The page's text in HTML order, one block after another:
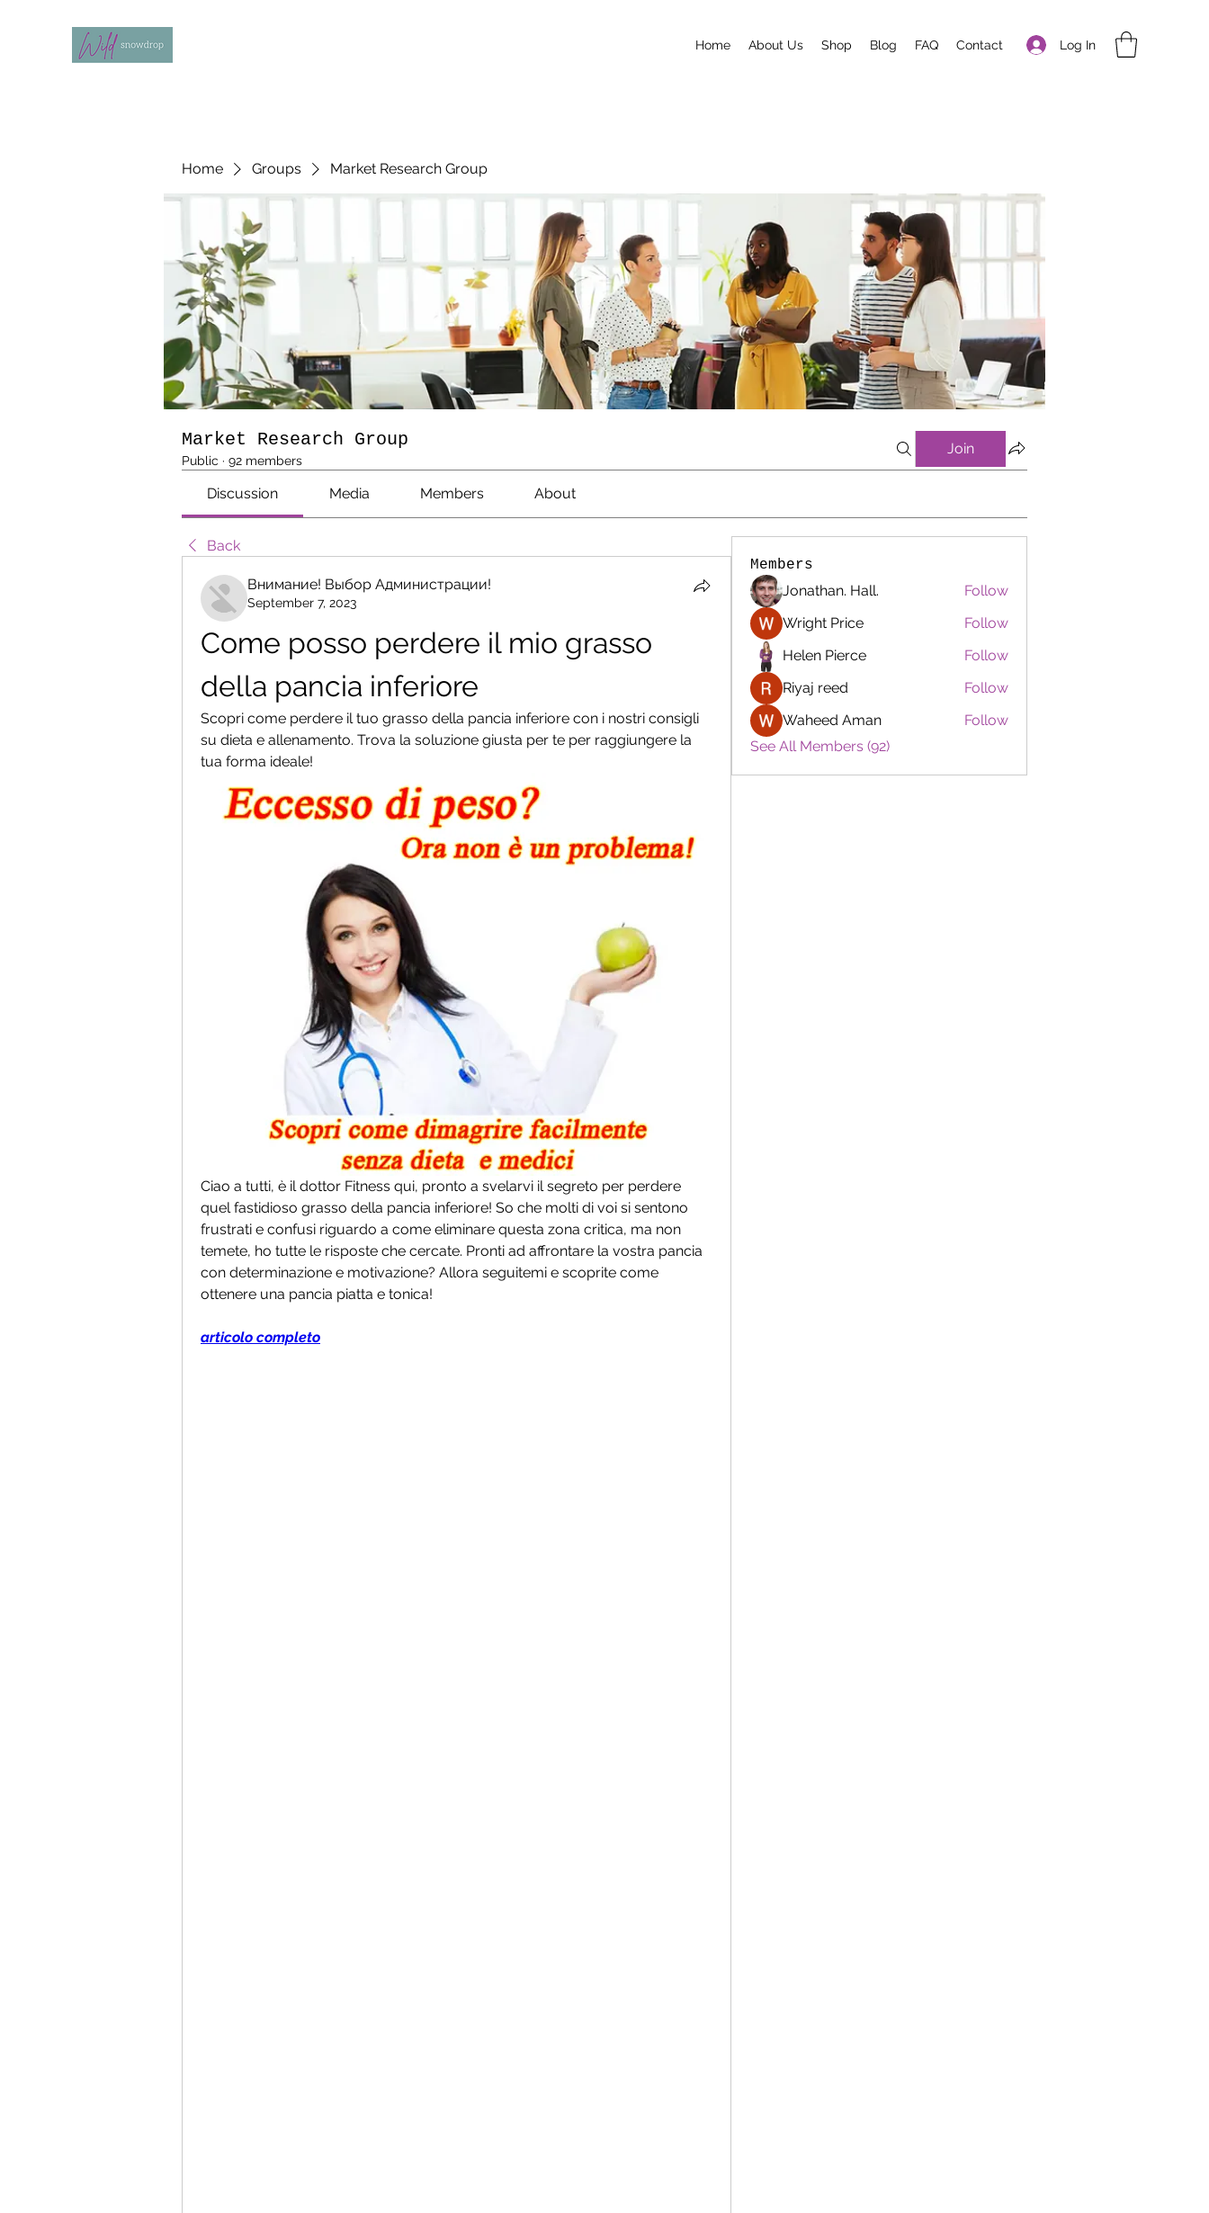
Log In
Home About Us Shop Blog FAQ Contact
Home Groups Market Research Group
Market Research Group
Public · 92 members
Join
Discussion Media Members About
Back
Внимание! Выбор Администрации!
September 7, 2023
Come posso perdere il mio grasso
della pancia inferiore
Scopri come perdere il tuo grasso della pancia inferiore con i nostri consigli
su dieta e allenamento. Trova la soluzione giusta per te per raggiungere la
tua forma ideale!
Ciao a tutti, è il dottor Fitness qui, pronto a svelarvi il segreto per perdere
quel fastidioso grasso della pancia inferiore! So che molti di voi si sentono
frustrati e confusi riguardo a come eliminare questa zona critica, ma non
temete, ho tutte le risposte che cercate. Pronti ad affrontare la vostra pancia
con determinazione e motivazione? Allora seguitemi e scoprite come
ottenere una pancia piatta e tonica!
articolo completo
Members
Jonathan. Hall.
Follow
Wright Price
Follow
Helen Pierce
Follow
Riyaj reed
Follow
Waheed Aman
Follow
See All Members (92)